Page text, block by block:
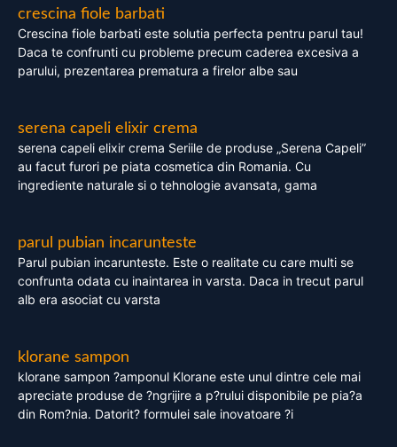
crescina fiole barbati
Crescina fiole barbati este solutia perfecta pentru parul tau!
Daca te confrunti cu probleme precum caderea excesiva a
parului, prezentarea prematura a firelor albe sau
serena capeli elixir crema
serena capeli elixir crema Seriile de produse „Serena Capeli”
au facut furori pe piata cosmetica din Romania. Cu
ingrediente naturale si o tehnologie avansata, gama
parul pubian incarunteste
Parul pubian incarunteste. Este o realitate cu care multi se
confrunta odata cu inaintarea in varsta. Daca in trecut parul
alb era asociat cu varsta
klorane sampon
klorane sampon ?amponul Klorane este unul dintre cele mai
apreciate produse de ?ngrijire a p?rului disponibile pe pia?a
din Rom?nia. Datorit? formulei sale inovatoare ?i